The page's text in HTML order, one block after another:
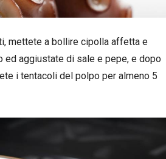
mettete a bollire cipolla affetta e
ed aggiustate di sale e pepe, e dopo
i tentacoli del polpo per almeno 5